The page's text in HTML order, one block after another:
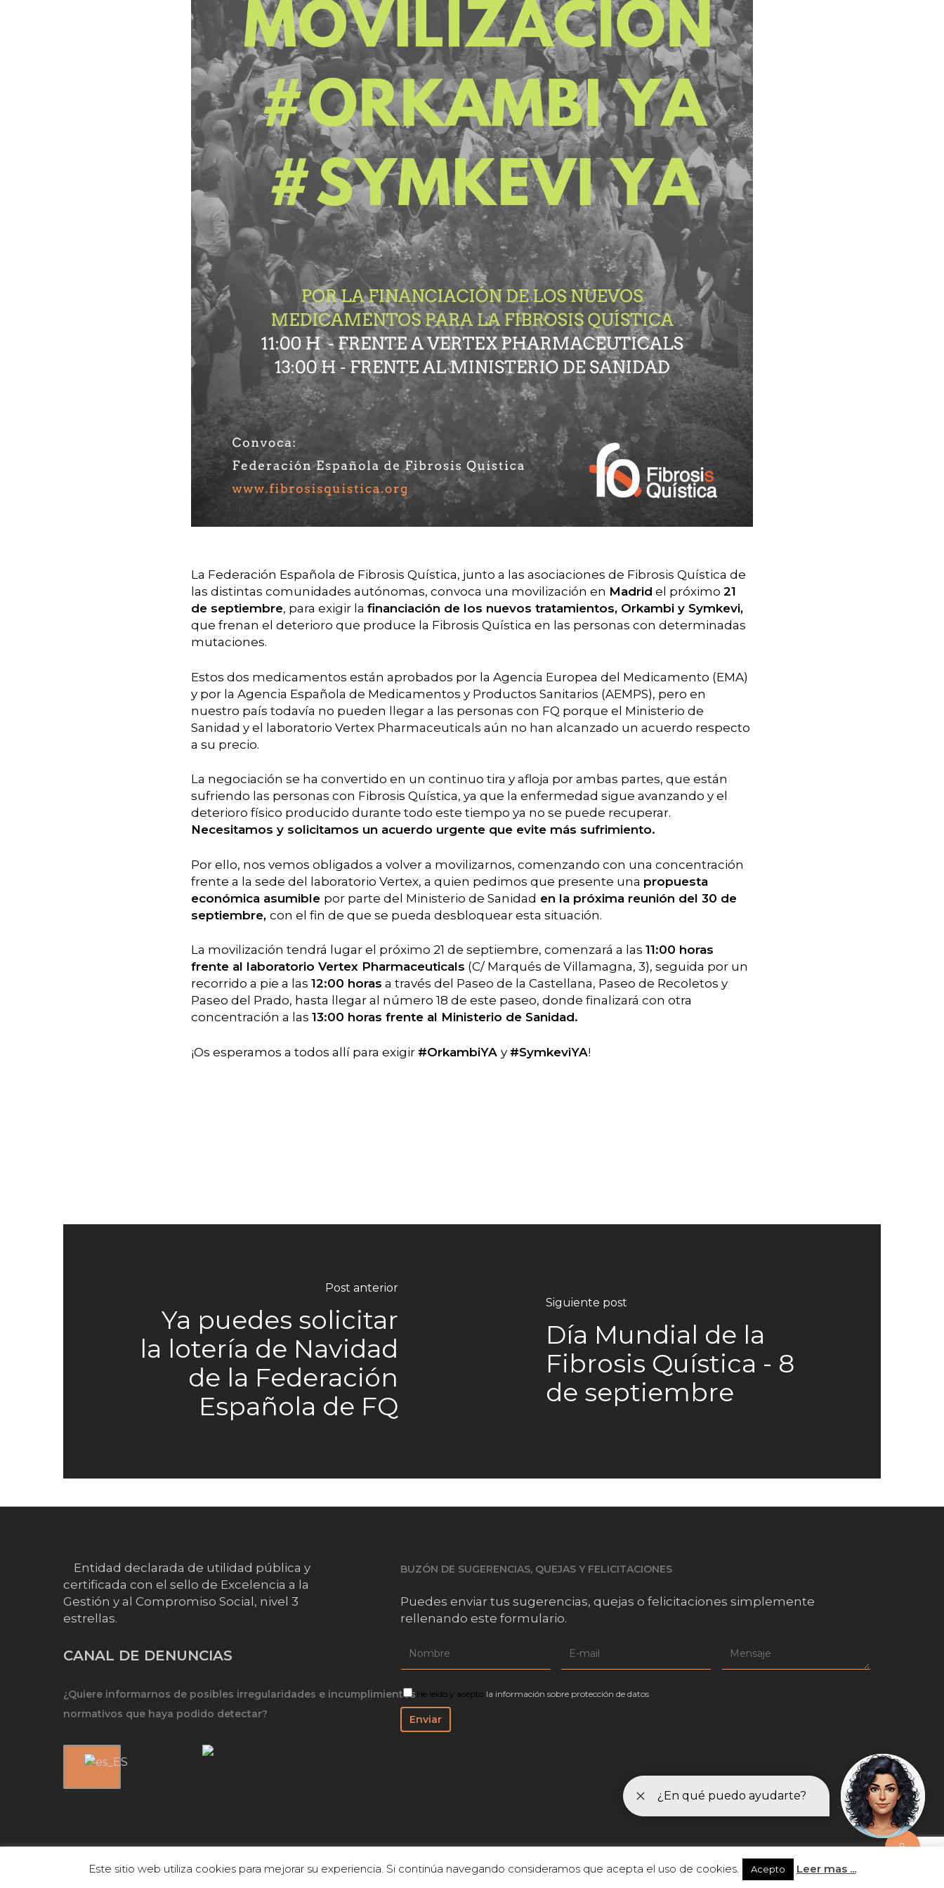
La Federación Española de Fibrosis Quística, junto a las asociaciones de Fibrosis Quística de
las distintas comunidades autónomas, convoca una movilización en Madrid el próximo 21
de septiembre, para exigir la financiación de los nuevos tratamientos, Orkambi y Symkevi,
que frenan el deterioro que produce la Fibrosis Quística en las personas con determinadas
mutaciones.
Estos dos medicamentos están aprobados por la Agencia Europea del Medicamento (EMA)
y por la Agencia Española de Medicamentos y Productos Sanitarios (AEMPS), pero en
nuestro país todavía no pueden llegar a las personas con FQ porque el Ministerio de
Sanidad y el laboratorio Vertex Pharmaceuticals aún no han alcanzado un acuerdo respecto
a su precio.
La negociación se ha convertido en un continuo tira y afloja por ambas partes, que están
sufriendo las personas con Fibrosis Quística, ya que la enfermedad sigue avanzando y el
deterioro físico producido durante todo este tiempo ya no se puede recuperar.
Necesitamos y solicitamos un acuerdo urgente que evite más sufrimiento.
Por ello, nos vemos obligados a volver a movilizarnos, comenzando con una concentración
frente a la sede del laboratorio Vertex, a quien pedimos que presente una propuesta
económica asumible por parte del Ministerio de Sanidad en la próxima reunión del 30 de
septiembre, con el fin de que se pueda desbloquear esta situación.
La movilización tendrá lugar el próximo 21 de septiembre, comenzará a las 11:00 horas
frente al laboratorio Vertex Pharmaceuticals (C/ Marqués de Villamagna, 3), seguida por un
recorrido a pie a las 12:00 horas a través del Paseo de la Castellana, Paseo de Recoletos y
Paseo del Prado, hasta llegar al número 18 de este paseo, donde finalizará con otra
concentración a las 13:00 horas frente al Ministerio de Sanidad.
¡Os esperamos a todos allí para exigir #OrkambiYA y #SymkeviYA!
Post anterior
Ya puedes solicitar
la lotería de Navidad
de la Federación
Española de FQ
Siguiente post
Día Mundial de la
Fibrosis Quística - 8
de septiembre
Share
Entidad declarada de utilidad pública y
certificada con el sello de Excelencia a la
Gestión y al Compromiso Social, nivel 3
estrellas.
CANAL DE DENUNCIAS
¿Quiere informarnos de posibles irregularidades e incumplimientos
normativos que haya podido detectar?
BUZÓN DE SUGERENCIAS, QUEJAS Y FELICITACIONES
Puedes enviar tus sugerencias, quejas o felicitaciones simplemente
rellenando este formulario.
He leído y acepto la información sobre protección de datos
© 2026 FEFQ.Política de Privacidad| Aviso Legal |Política de cookies|Accesibilidad|Diseño web Outsiders ⚡
Este sitio web utiliza cookies para mejorar su experiencia. Si continúa navegando consideramos que acepta el uso de cookies. Acepto Leer mas ...